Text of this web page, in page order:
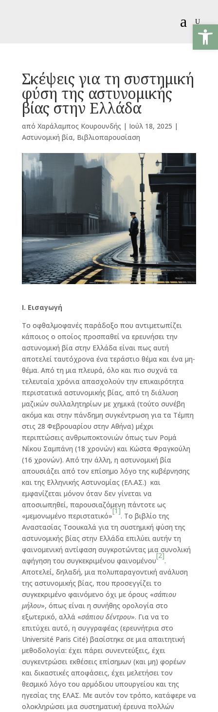
a U
Σκέψεις για τη συστημική
φύση της αστυνομικής
βίας στην Ελλάδα
από Χαράλαμπος Κουρουνδής | Ιούλ 18, 2025 |
Αστυνομική βία, Βιβλιοπαρουσίαση
Ι. Εισαγωγή
Το οφθαλμοφανές παράδοξο που αντιμετωπίζει
κάποιος ο οποίος προσπαθεί να ερευνήσει την
αστυνομική βία στην Ελλάδα είναι πως αυτή
αποτελεί ταυτόχρονα ένα τεράστιο θέμα και ένα μη-
θέμα. Από τη μια πλευρά, όλο και πιο συχνά τα
τελευταία χρόνια απασχολούν την επικαιρότητα
περιστατικά αστυνομικής βίας, από τη διάλυση
μαζικών συλλαλητηρίων με χημικά (τούτο συνέβη
ακόμα και στην πάνδημη συγκέντρωση για τα Τέμπη
στις 28 Φεβρουαρίου στην Αθήνα) μέχρι
περιπτώσεις ανθρωποκτονιών όπως των Ρομά
Νίκου Σαμπάνη (18 χρονών) και Κώστα Φραγκούλη
(16 χρονών). Από την άλλη, η αστυνομική βία
απουσιάζει από τον επίσημο λόγο της κυβέρνησης
και της Ελληνικής Αστυνομίας (ΕΛ.ΑΣ.) και
εμφανίζεται μόνον όταν δεν γίνεται να
αποσιωπηθεί, παρουσιαζόμενη πάντοτε ως
«μεμονωμένο περιστατικό»
[1]
. Το βιβλίο της
Αναστασίας Τσουκαλά για τη συστημική φύση της
αστυνομικής βίας στην Ελλάδα επιλύει αυτήν τη
φαινομενική αντίφαση συγκροτώντας μια συνολική
αφήγηση του συγκεκριμένου φαινομένου
[2]
.
Αποτελεί, δηλαδή, μια πολυπαραγοντική ανάλυση
της αστυνομικής βίας, που προσεγγίζει το
συγκεκριμένο φαινόμενο όχι με όρους «σάπιου
μήλου», όπως είναι η συνήθης ορολογία στο
εξωτερικό, αλλά «σάπιου δέντρου». Για να το
επιτύχει αυτό, η συγγραφέας (ερευνήτρια στο
Université Paris Cité) βασίστηκε σε μια απαιτητική
μεθοδολογία: έχει πάρει συνεντεύξεις, έχει
συγκεντρώσει εκθέσεις επίσημων (και μη) φορέων
και δικαστικές αποφάσεις, έχει μελετήσει τον
θεσμικό λόγο του αρμόδιου υπουργείου και της
ηγεσίας της ΕΛΑΣ. Με αυτόν τον τρόπο, κατάφερε να
ολοκληρώσει μια συστηματική έρευνα πολλών